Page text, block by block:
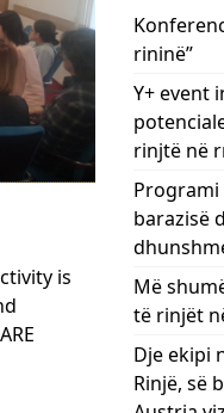
is
rininë”
Y+ event
rinjtë në
Programi
barazisë
Më
të rinjët
Dje ekipi
Rinjë, së